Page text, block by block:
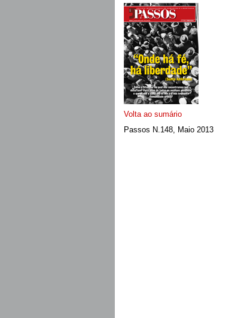
Volta ao sumário
Passos N.148, Maio 2013